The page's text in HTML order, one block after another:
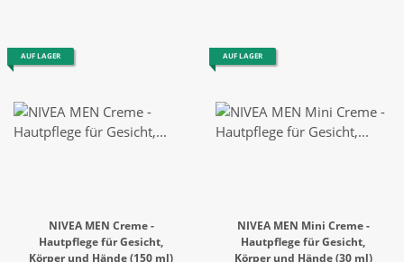
AUF LAGER
NIVEA MEN Creme -
Hautpflege für Gesicht,
Körper und Hände (150 ml)
AUF LAGER
NIVEA MEN Mini Creme -
Hautpflege für Gesicht,
Körper und Hände (30 ml)